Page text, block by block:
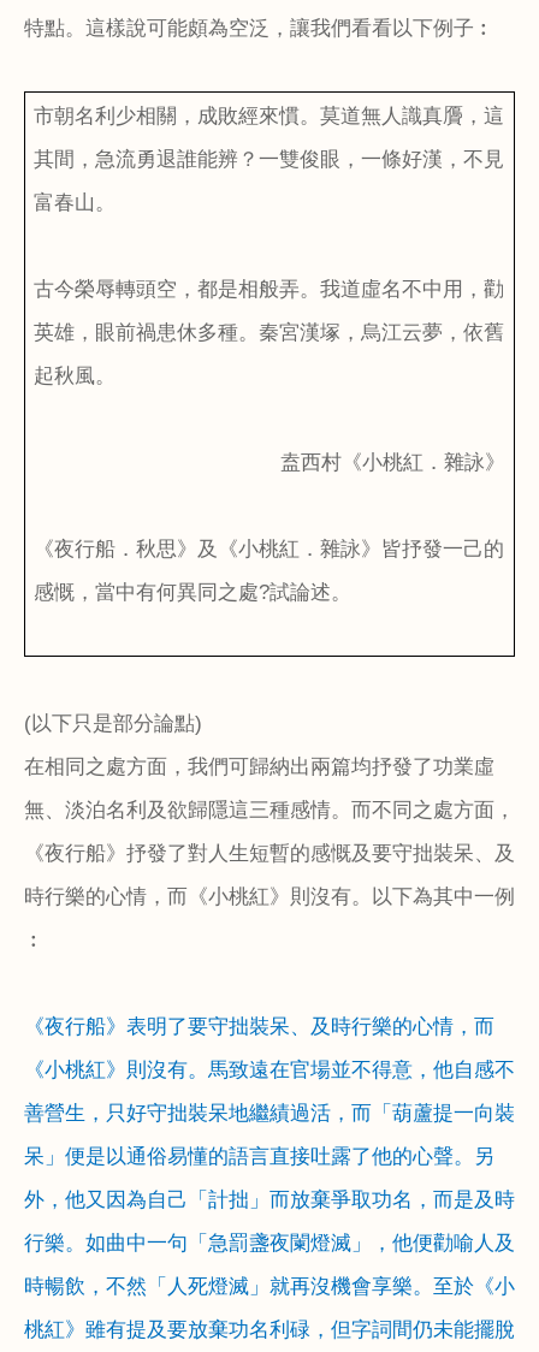
特點。這樣說可能頗為空泛，讓我們看看以下例子︰
市朝名利少相關，成敗經來慣。莫道無人識真贗，這
其間，急流勇退誰能辨？一雙俊眼，一條好漢，不見
富春山。
古今榮辱轉頭空，都是相般弄。我道虛名不中用，勸
英雄，眼前禍患休多種。秦宮漢塚，烏江云夢，依舊
起秋風。
盍西村《小桃紅．雜詠》
《夜行船．秋思》及《小桃紅．雜詠》皆抒發一己的
感慨，當中有何異同之處?試論述。
(以下只是部分論點)
在相同之處方面，我們可歸納出兩篇均抒發了功業虛
無、淡泊名利及欲歸隱這三種感情。而不同之處方面，
《夜行船》抒發了對人生短暫的感慨及要守拙裝呆、及
時行樂的心情，而《小桃紅》則沒有。以下為其中一例
︰
《夜行船》表明了要守拙裝呆、及時行樂的心情，而
《小桃紅》則沒有。馬致遠在官場並不得意，他自感不
善營生，只好守拙裝呆地繼績過活，而「葫蘆提一向裝
呆」便是以通俗易懂的語言直接吐露了他的心聲。另
外，他又因為自己「計拙」而放棄爭取功名，而是及時
行樂。如曲中一句「急罰盞夜闌燈滅」，他便勸喻人及
時暢飲，不然「人死燈滅」就再沒機會享樂。至於《小
桃紅》雖有提及要放棄功名利碌，但字詞間仍未能擺脫